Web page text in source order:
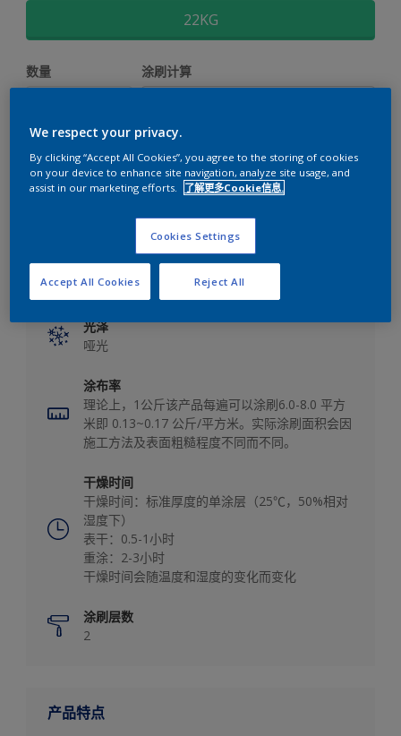
22KG
数量 涂刷计算
添加到工作区 查找店铺
关键信息
光泽
哑光
涂布率
理论上，1公斤该产品每遍可以涂刷6.0-8.0 平方
米即 0.13~0.17 公斤/平方米。实际涂刷面积会因
施工方法及表面粗糙程度不同而不同。
干燥时间
干燥时间：标准厚度的单涂层（25℃，50%相对
湿度下）
表干：0.5-1小时
重涂：2-3小时
干燥时间会随温度和湿度的变化而变化
涂刷层数
2
产品特点
We respect your privacy.
By clicking “Accept All Cookies”, you agree to the storing of cookies
on your device to enhance site navigation, analyze site usage, and
assist in our marketing efforts.
了解更多Cookie信息.
Cookies Settings
Reject All
Accept All Cookies